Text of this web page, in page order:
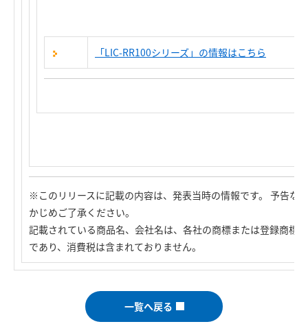
「LIC-RR100シリーズ」の情報はこちら
※このリリースに記載の内容は、発表当時の情報です。 予告な
かじめご了承ください。
記載されている商品名、会社名は、各社の商標または登録商標
であり、消費税は含まれておりません。
一覧へ戻る